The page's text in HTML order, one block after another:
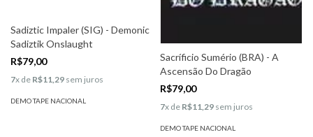
Sadiztic Impaler (SIG) - Demonic
Sadiztik Onslaught
R$79,00
7x de R$11,29 sem juros
DEMO TAPE NACIONAL
Sacríficio Sumério (BRA) - A
Ascensão Do Dragão
R$79,00
7x de R$11,29 sem juros
DEMO TAPE NACIONAL